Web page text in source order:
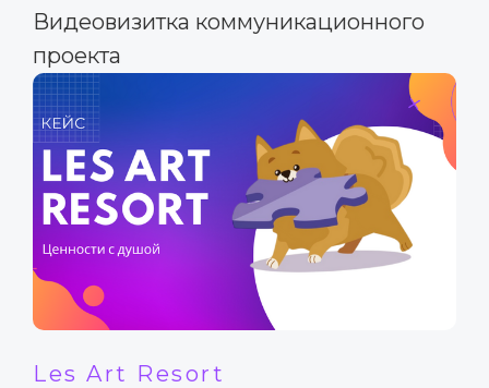
Видеовизитка коммуникационного
проекта
Les Art Resort